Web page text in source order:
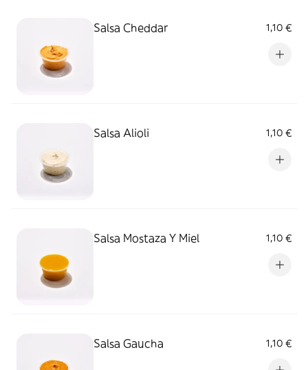
Salsa Cheddar 1,10 €
Salsa Alioli 1,10 €
Salsa Mostaza Y Miel 1,10 €
Salsa Gaucha 1,10 €